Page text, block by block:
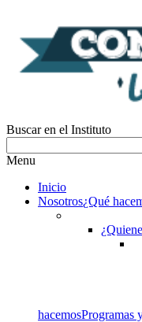
Buscar en el Instituto
Menu
Inicio
Nosotros¿Qué
hacemosProgramas